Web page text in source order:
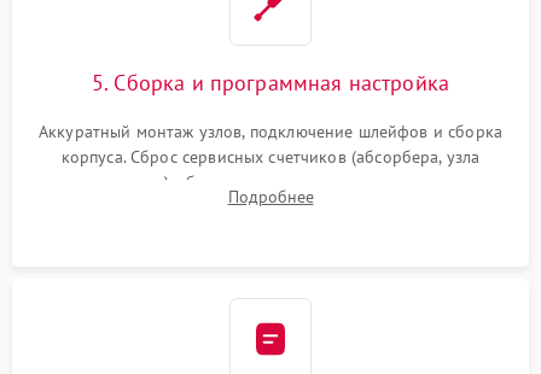
5. Сборка и программная настройка
Аккуратный монтаж узлов, подключение шлейфов и сборка
корпуса. Сброс сервисных счетчиков (абсорбера, узла
закрепления), обновление прошивки и программная
калибровка цветопередачи и позиционирования сканера.
Подробнее